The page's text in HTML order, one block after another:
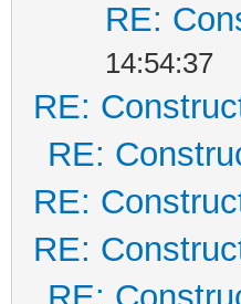
RE:
14:54:37
RE:
RE:
RE:
RE: